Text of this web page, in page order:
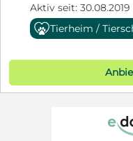
Aktiv seit: 30.08.2019
Tierheim /